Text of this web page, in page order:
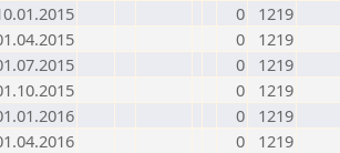
0
1219
0
1219
0
1219
0
1219
0
1219
0
1219